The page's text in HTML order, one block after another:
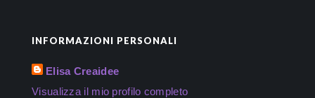
INFORMAZIONI PERSONALI
Elisa Creaidee
Visualizza il mio profilo completo